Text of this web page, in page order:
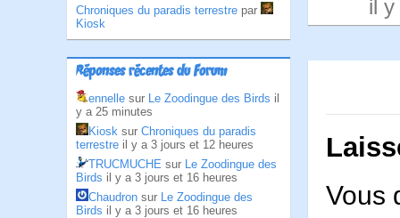
Chroniques du paradis terrestre par
Kiosk
Réponses récentes du Forum
ennelle sur Le Zoodingue des Birds il
y a 25 minutes
Kiosk sur Chroniques du paradis
terrestre il y a 3 jours et 12 heures
TRUCMUCHE sur Le Zoodingue des
Birds il y a 3 jours et 16 heures
Chaudron sur Le Zoodingue des
Birds il y a 3 jours et 16 heures
il y
Vous